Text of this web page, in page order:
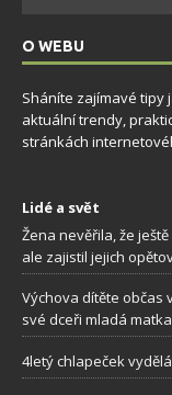
O WEBU
Sháníte zajímavé tipy
aktuální trendy,
stránkách
Lidé a svět
Žena nevěřila, že
ale zajistil jejich
Výchova dítěte občas
své dceři mladá matka
4letý chlapeček